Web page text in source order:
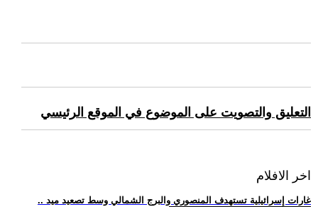
التعليق والتصويت على الموضوع في الموقع الرئيسي
اخر الافلام
.. غارات إسرائيلية تستهدف المنصوري والبرج الشمالي وسط تصعيد ميد